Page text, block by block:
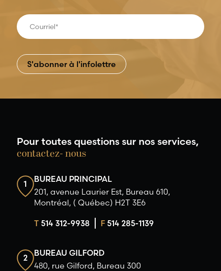
Pour toutes questions sur nos services,
contactez- nous
1
BUREAU PRINCIPAL
201, avenue Laurier Est, Bureau 610,
Montréal, ( Québec) H2T 3E6
T514 312-9938 F514 285-1139
2
BUREAU GILFORD
480, rue Gilford, Bureau 300